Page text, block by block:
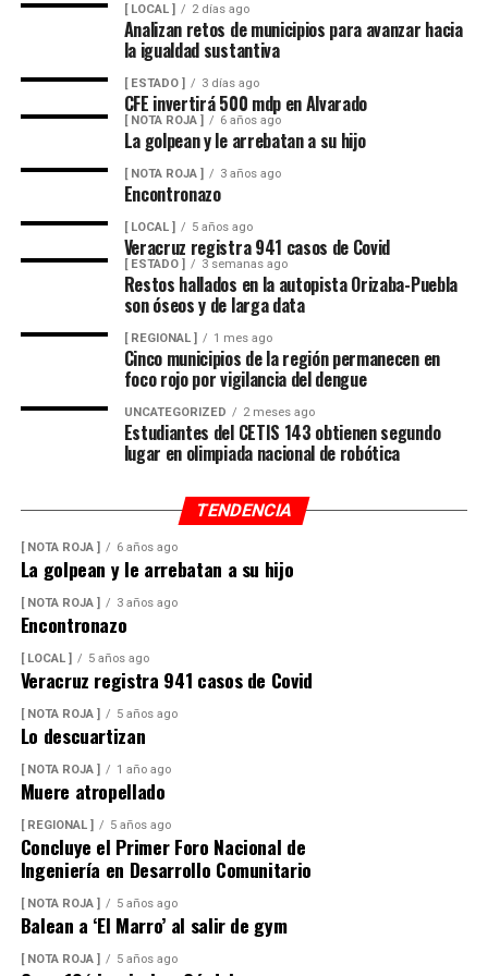
compromiso de trabajar de manera cercana con la
ciudadanía, demostrando con trabajo, resultados y
hechos que unidos hacemos de Fortín
[ LOCAL ] 2 días ago
Analizan retos de municipios para avanzar hacia
la igualdad sustantiva
[ ESTADO ] 3 días ago
CFE invertirá 500 mdp en Alvarado
[ NOTA ROJA ] 6 años ago
La golpean y le arrebatan a su hijo
[ NOTA ROJA ] 3 años ago
Encontronazo
[ LOCAL ] 5 años ago
Veracruz registra 941 casos de Covid
[ ESTADO ] 3 semanas ago
Restos hallados en la autopista Orizaba-Puebla
son óseos y de larga data
[ REGIONAL ] 1 mes ago
Cinco municipios de la región permanecen en
foco rojo por vigilancia del dengue
UNCATEGORIZED 2 meses ago
Estudiantes del CETIS 143 obtienen segundo
lugar en olimpiada nacional de robótica
TENDENCIA
[ NOTA ROJA ] 6 años ago
La golpean y le arrebatan a su hijo
[ NOTA ROJA ] 3 años ago
Encontronazo
[ LOCAL ] 5 años ago
Veracruz registra 941 casos de Covid
[ NOTA ROJA ] 5 años ago
Lo descuartizan
[ NOTA ROJA ] 1 año ago
Muere atropellado
[ REGIONAL ] 5 años ago
Concluye el Primer Foro Nacional de
Ingeniería en Desarrollo Comunitario
[ NOTA ROJA ] 5 años ago
Balean a ‘El Marro’ al salir de gym
[ NOTA ROJA ] 5 años ago